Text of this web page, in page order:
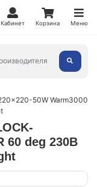
Кабинет Корзина Меню
50W Warm3000
60 deg 230В